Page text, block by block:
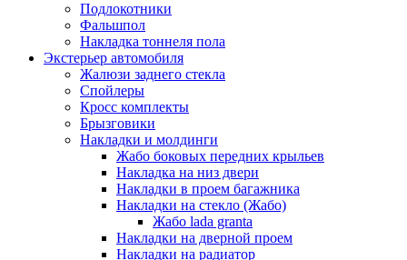
Подлокотники
Фальшпол
Накладка тоннеля пола
Экстерьер автомобиля
Жалюзи заднего стекла
Спойлеры
Кросс комплекты
Брызговики
Накладки и молдинги
Жабо боковых передних крыльев
Накладка на низ двери
Накладки в проем багажника
Накладки на стекло (Жабо)
Жабо lada granta
Накладки на дверной проем
Накладки на радиатор